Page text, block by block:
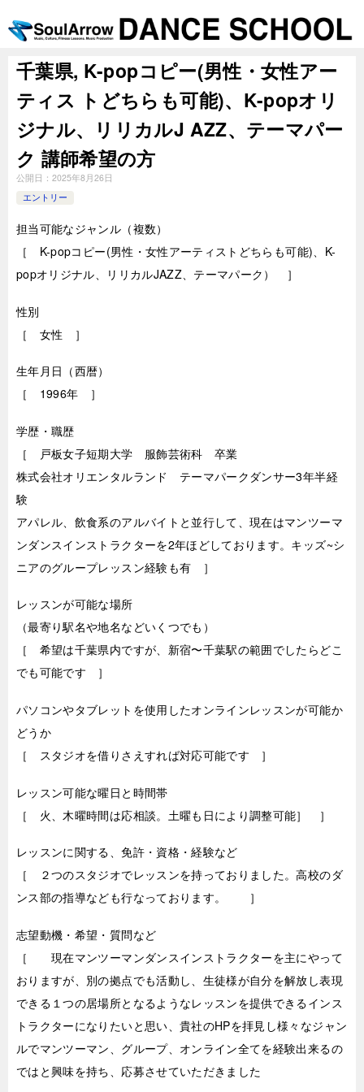
千葉県, K-popコピー(男性・女性アー
ティス トどちらも可能)、K-popオリ
ジナル、リリカルJ AZZ、テーマパー
ク 講師希望の方
公開日： 2025年8月26日
エントリー
担当可能なジャンル（複数）
［ K-popコピー(男性・女性アーティストどちらも可能)、K-
popオリジナル、リリカルJAZZ、テーマパーク） ］
性別
［ 女性 ］
生年月日（西暦）
［ 1996年 ］
学歴・職歴
［ 戸板女子短期大学 服飾芸術科 卒業
株式会社オリエンタルランド テーマパークダンサー3年半経
験
アパレル、飲食系のアルバイトと並行して、現在はマンツーマ
ンダンスインストラクターを2年ほどしております。キッズ~シ
ニアのグループレッスン経験も有 ］
レッスンが可能な場所
（最寄り駅名や地名などいくつでも）
［ 希望は千葉県内ですが、新宿〜千葉駅の範囲でしたらどこ
でも可能です ］
パソコンやタブレットを使用したオンラインレッスンが可能か
どうか
［ スタジオを借りさえすれば対応可能です ］
レッスン可能な曜日と時間帯
［ 火、木曜時間は応相談。土曜も日により調整可能］ ］
レッスンに関する、免許・資格・経験など
［ ２つのスタジオでレッスンを持っておりました。高校のダ
ンス部の指導なども行なっております。 ］
志望動機・希望・質問など
［ 現在マンツーマンダンスインストラクターを主にやって
おりますが、別の拠点でも活動し、生徒様が自分を解放し表現
できる１つの居場所となるようなレッスンを提供できるインス
トラクターになりたいと思い、貴社のHPを拝見し様々なジャン
ルでマンツーマン、グループ、オンライン全てを経験出来るの
ではと興味を持ち、応募させていただきました